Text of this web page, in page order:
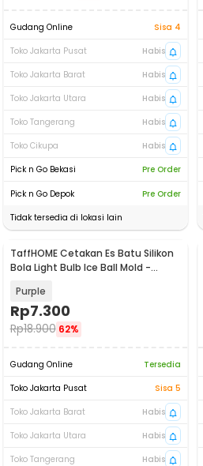
Gudang Online
Sisa 4
Toko Jakarta Pusat
Habis
Toko Jakarta Barat
Habis
Toko Jakarta Utara
Habis
Toko Tangerang
Habis
Toko Cikupa
Habis
Pick n Go Bekasi
Pre Order
Pick n Go Depok
Pre Order
Tidak tersedia di lokasi lain
TaffHOME Cetakan Es Batu Silikon
Bola Light Bulb Ice Ball Mold -
Purple
Rp7.300
Rp18.900 62%
Gudang Online
Tersedia
Toko Jakarta Pusat
Sisa 5
Toko Jakarta Barat
Habis
Toko Jakarta Utara
Habis
Toko Tangerang
Habis